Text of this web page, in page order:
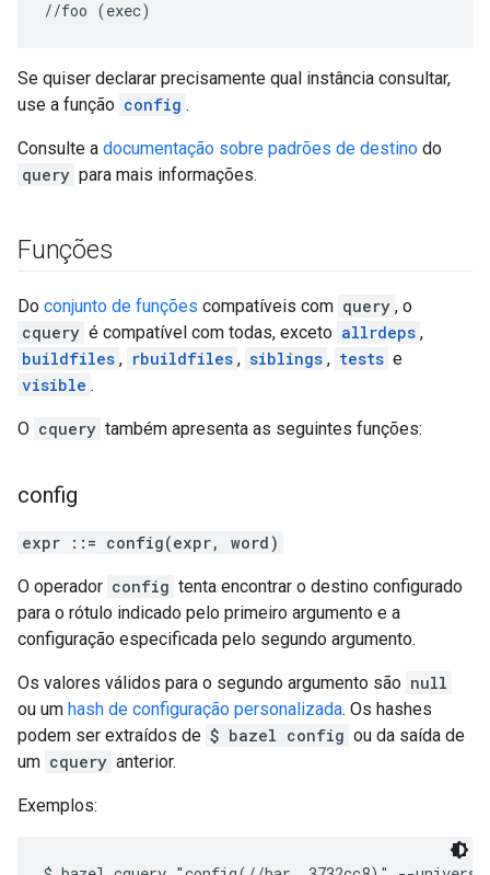
Se quiser declarar precisamente qual instância consultar,
use a função config .
Consulte a documentação sobre padrões de destino do
query para mais informações.
Funções
Do conjunto de funções compatíveis com query , o
cquery é compatível com todas, exceto allrdeps ,
buildfiles , rbuildfiles , siblings , tests e
visible .
O cquery também apresenta as seguintes funções:
config
expr ::= config(expr, word)
O operador config tenta encontrar o destino configurado
para o rótulo indicado pelo primeiro argumento e a
configuração especificada pelo segundo argumento.
Os valores válidos para o segundo argumento são null
ou um hash de configuração personalizada. Os hashes
podem ser extraídos de $ bazel config ou da saída de
um cquery anterior.
Exemplos: